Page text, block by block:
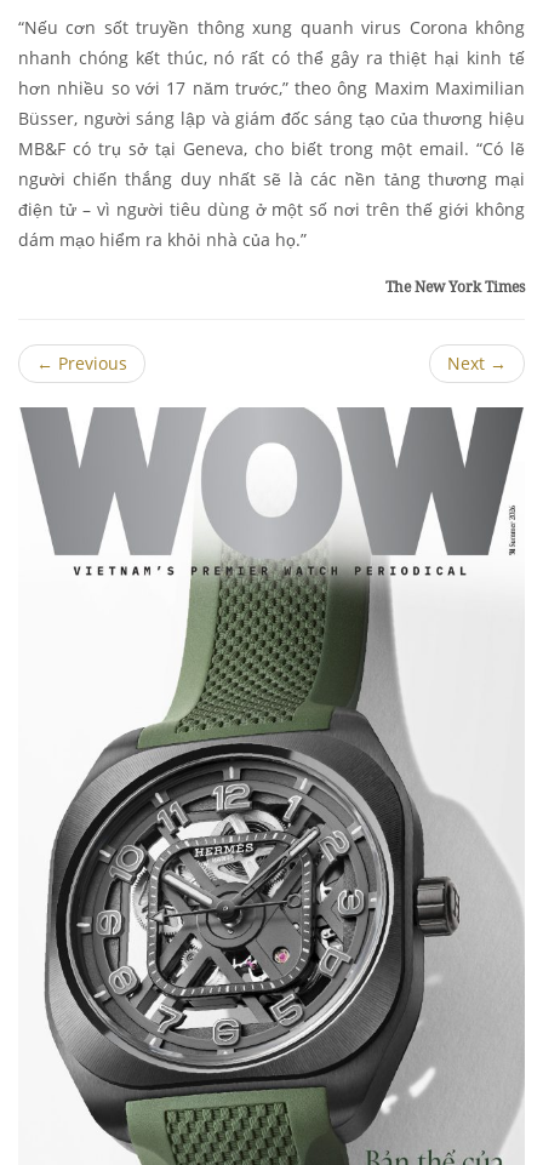
“Nếu cơn sốt truyền thông xung quanh virus Corona không
nhanh chóng kết thúc, nó rất có thể gây ra thiệt hại kinh tế
hơn nhiều so với 17 năm trước,” theo ông Maxim Maximilian
Büsser, người sáng lập và giám đốc sáng tạo của thương hiệu
MB&F có trụ sở tại Geneva, cho biết trong một email. “Có lẽ
người chiến thắng duy nhất sẽ là các nền tảng thương mại
điện tử – vì người tiêu dùng ở một số nơi trên thế giới không
dám mạo hiểm ra khỏi nhà của họ.”
The New York Times
← Previous Next →